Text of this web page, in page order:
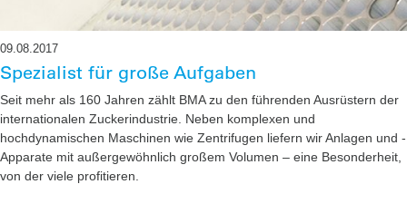
09.08.2017
Spezialist für große Aufgaben
Seit mehr als 160 Jahren zählt BMA zu den führenden Ausrüstern der
internationalen Zuckerindustrie. Neben komplexen und
hochdynamischen Maschinen wie Zentrifugen liefern wir Anlagen und ­
Apparate mit außergewöhnlich großem Volumen – eine Besonderheit,
von der viele profitieren.